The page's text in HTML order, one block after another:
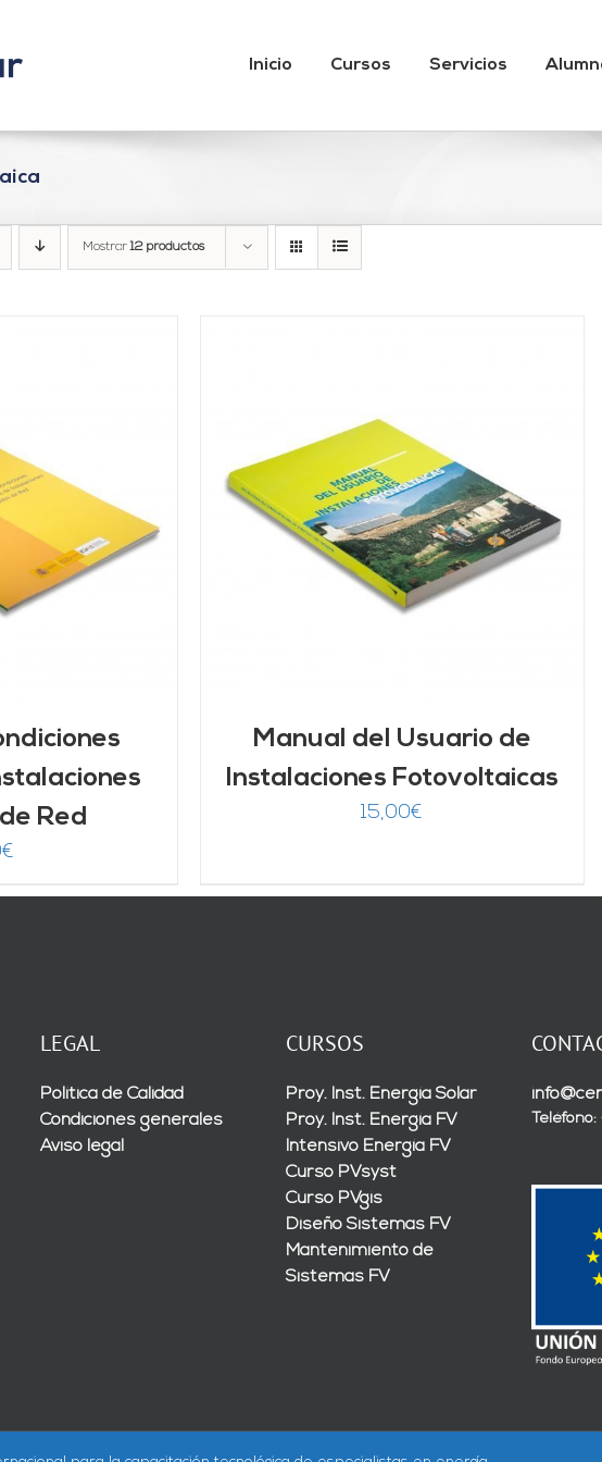
Inicio Cursos Servicios
Mostrar12 productos
Red
€
DETALLES
Manual del Usuario de
Instalaciones Fotovoltaicas
15,00€
AÑADIR AL CARRITO / DETALLES
LEGAL
Política de Calidad
Condiciones generales
Aviso legal
CURSOS
Proy. Inst. Energía Solar
Proy. Inst. Energía FV
Intensivo Energía FV
Curso PVsyst
Curso PVgis
Diseño Sistemas FV
Mantenimiento de
Sistemas FV